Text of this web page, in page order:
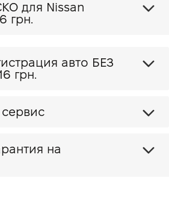
Nissan
грн.
авто БЕЗ
грн.
на